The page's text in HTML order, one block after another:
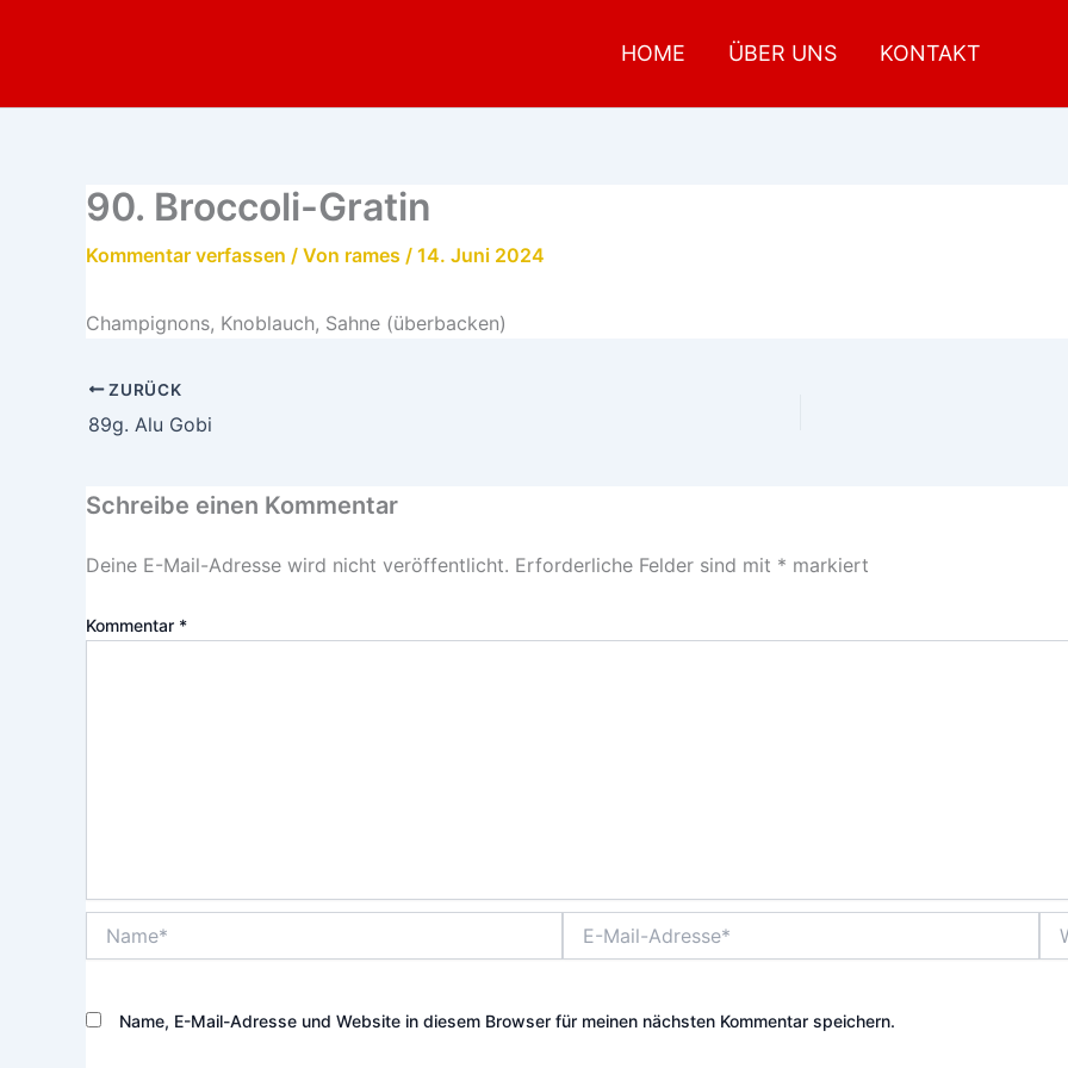
HOME ÜBER UNS KONTAKT
90. Broccoli-Gratin
Kommentar verfassen / Von rames / 14. Juni 2024
Champignons, Knoblauch, Sahne (überbacken)
ZURÜCK
89g. Alu Gobi
Schreibe einen Kommentar
Deine E-Mail-Adresse wird nicht veröffentlicht. Erforderliche Felder sind mit * markiert
Kommentar *
Mail-
Name, E-Mail-Adresse und Website in diesem Browser für meinen nächsten Kommentar speichern.